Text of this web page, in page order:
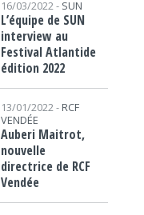
16/03/2022 - SUN
L’équipe de SUN
interview au
Festival Atlantide
édition 2022
13/01/2022 - RCF
VENDÉE
Auberi Maitrot,
nouvelle
directrice de RCF
Vendée